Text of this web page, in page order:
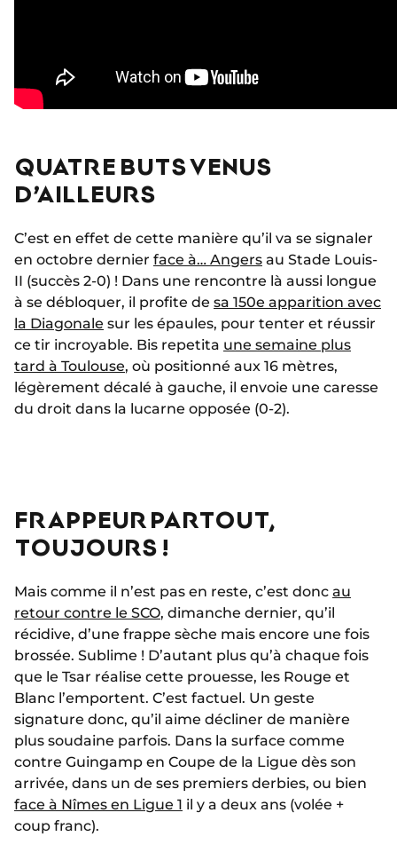
QUATRE BUTS VENUS
D’AILLEURS
C’est en effet de cette manière qu’il va se signaler
en octobre dernier face à… Angers au Stade Louis-
II (succès 2-0) ! Dans une rencontre là aussi longue
à se débloquer, il profite de sa 150e apparition avec
la Diagonale sur les épaules, pour tenter et réussir
ce tir incroyable. Bis repetita une semaine plus
tard à Toulouse, où positionné aux 16 mètres,
légèrement décalé à gauche, il envoie une caresse
du droit dans la lucarne opposée (0-2).
FRAPPEUR PARTOUT,
TOUJOURS !
Mais comme il n’est pas en reste, c’est donc au
retour contre le SCO, dimanche dernier, qu’il
récidive, d’une frappe sèche mais encore une fois
brossée. Sublime ! D’autant plus qu’à chaque fois
que le Tsar réalise cette prouesse, les Rouge et
Blanc l’emportent. C’est factuel. Un geste
signature donc, qu’il aime décliner de manière
plus soudaine parfois. Dans la surface comme
contre Guingamp en Coupe de la Ligue dès son
arrivée, dans un de ses premiers derbies, ou bien
face à Nîmes en Ligue 1 il y a deux ans (volée +
coup franc).